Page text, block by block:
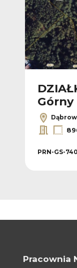
Górny
PRN-GS-
Pracownia